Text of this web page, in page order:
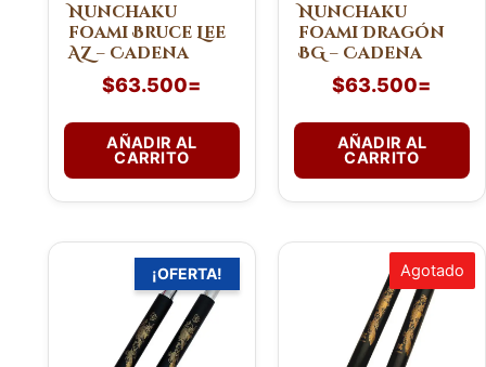
Nunchaku
foami Bruce Lee
AZ – Cadena
$63.500=
AÑADIR AL
CARRITO
Nunchaku
foami Dragón
BG – Cadena
$63.500=
AÑADIR AL
CARRITO
¡OFERTA!
El
precio
original
era:
$63.500=.
El
Agotado